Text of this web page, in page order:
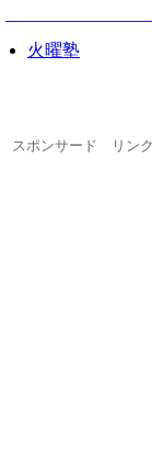
火曜塾
スポンサード リンク